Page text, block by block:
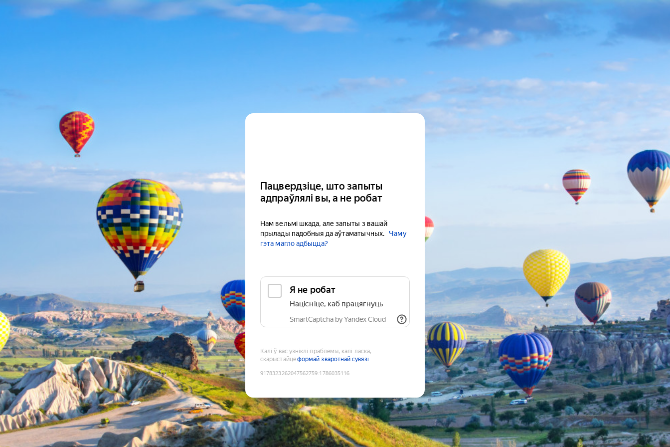
Пацвердзіце, што запыты
адпраўлялі вы, а не робат
Нам вельмі шкада, але запыты з вашай
прылады падобныя да аўтаматычных.
Чаму
гэта магло адбыцца?
Я не робат
Націсніце, каб працягнуць
SmartCaptcha by Yandex Cloud
Калі ў вас узніклі праблемы, калі ласка,
скарыстайцеформай зваротнай сувязі
9178323262047562759:1786035116